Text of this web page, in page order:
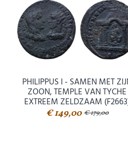
PHILIPPUS I - SAMEN MET
ZOON, TEMPLE VAN TYCHE
EXTREEM ZELDZAAM
€ 149,00 € 179,00